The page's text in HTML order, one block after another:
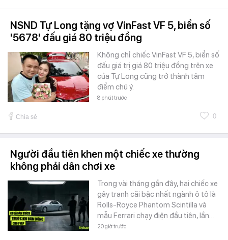
NSND Tự Long tặng vợ VinFast VF 5, biển số
'5678' đấu giá 80 triệu đồng
Không chỉ chiếc VinFast VF 5, biển số
đấu giá trị giá 80 triệu đồng trên xe
của Tự Long cũng trở thành tâm
điểm chú ý.
8 phút trước
Chia sẻ 0
Người đầu tiên khen một chiếc xe thường
không phải dân chơi xe
Trong vài tháng gần đây, hai chiếc xe
gây tranh cãi bậc nhất ngành ô tô là
Rolls-Royce Phantom Scintilla và
mẫu Ferrari chạy điện đầu tiên, lần…
20 giờ trước